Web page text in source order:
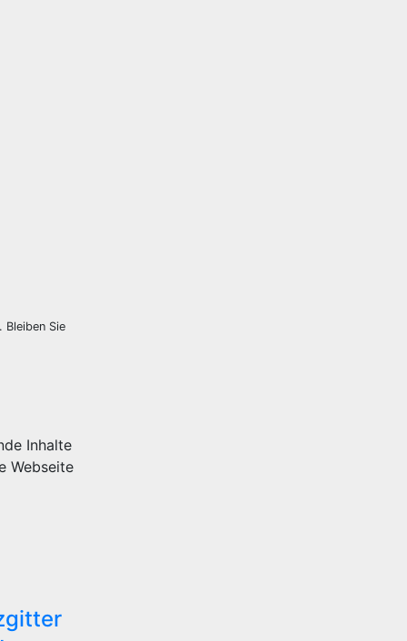
Bleiben Sie
Inhalte
Webseite